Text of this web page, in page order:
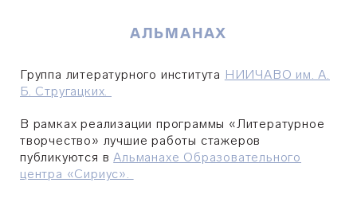
АЛЬМАНАХ
Группа литературного института НИИЧАВО им. А.
Б. Стругацких.
В рамках реализации программы «Литературное
творчество» лучшие работы стажеров
публикуются вАльманахе Образовательного
центра «Сириус».